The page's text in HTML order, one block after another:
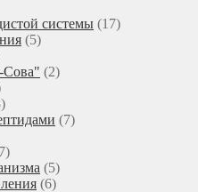
системы (17)
(5)
Сова" (2)
(7)
(5)
(6)